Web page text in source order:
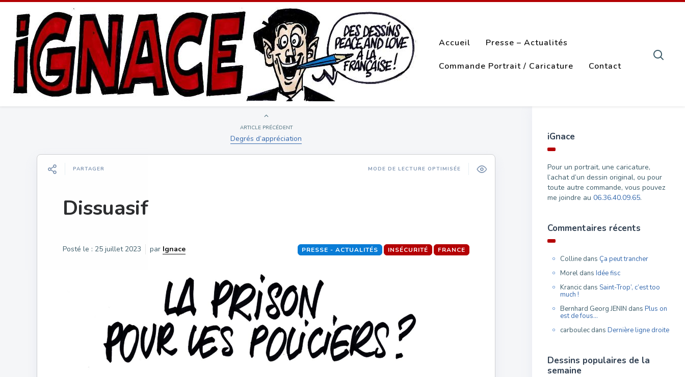
Accueil Presse – Actualités
Commande Portrait / Caricature Contact
ARTICLE PRÉCÉDENT
Degrés d’appréciation
PARTAGER MODE DE LECTURE OPTIMISÉE
Dissuasif
Posté le : 25 juillet 2023 par Ignace FRANCE
INSÉCURITÉ
PRESSE - ACTUALITÉS
iGnace
Pour un portrait, une caricature,
l’achat d’un dessin original, ou pour
toute autre commande, vous pouvez
me joindre au 06.36.40.09.65.
Commentaires récents
Colline dans Ça peut trancher
Morel dans Idée fisc
Krancic dans Saint-Trop’, c’est too
much !
Bernhard Georg JENIN dans Plus on
est de fous…
carboulec dans Dernière ligne droite
Dessins populaires de la
semaine